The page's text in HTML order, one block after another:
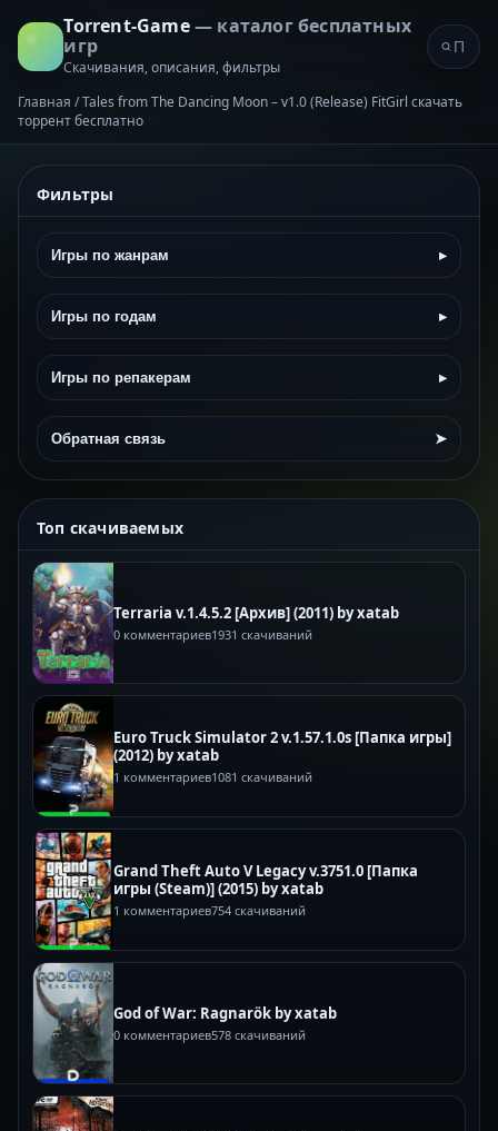
Torrent-Game— каталог бесплатных
игр
Скачивания, описания, фильтры
Главная /Tales from The Dancing Moon – v1.0 (Release) FitGirl скачать
торрент бесплатно
Фильтры
Игры по жанрам ▸
Игры по годам ▸
Игры по репакерам ▸
Обратная связь ➤
Топ скачиваемых
Terraria v.1.4.5.2 [Архив] (2011) by xatab
0 комментариев1931 скачиваний
Euro Truck Simulator 2 v.1.57.1.0s [Папка игры]
(2012) by xatab
1 комментариев1081 скачиваний
Grand Theft Auto V Legacy v.3751.0 [Папка
игры (Steam)] (2015) by xatab
1 комментариев754 скачиваний
God of War: Ragnarök by xatab
0 комментариев578 скачиваний